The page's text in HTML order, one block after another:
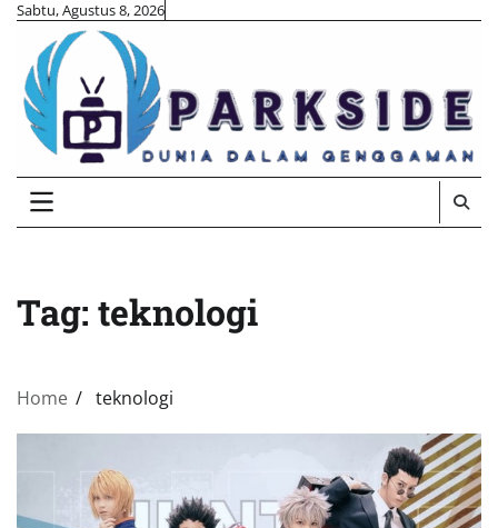
Skip
content
Sabtu, Agustus 8, 2026
Tag: teknologi
Home teknologi